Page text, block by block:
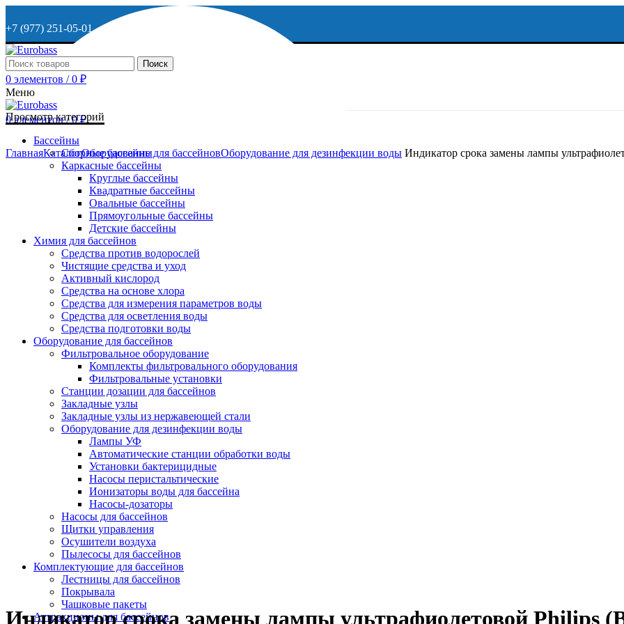
+7 (977) 251-05-01
+7 (929) 615-63-95
МО, г. Дмитров, ул. Веретенникова, д. 9
ОСТАВИТЬ ЗАЯВКУ
+7 (977) 251-05-01
Поиск
0 элементов / 0 ₽
Меню
0элементов / 0₽
Просмотр категорий
Бассейны
Сборные бассейны
Каркасные бассейны
Круглые бассейны
Квадратные бассейны
Овальные бассейны
Прямоугольные бассейны
Детские бассейны
Химия для бассейнов
Средства против водорослей
Чистящие средства и уход
Активный кислород
Средства на основе хлора
Средства для измерения параметров воды
Средства для осветления воды
Средства подготовки воды
Оборудование для бассейнов
Фильтровальное оборудование
Комплекты фильтровального оборудования
Фильтровальные установки
Станции дозации для бассейнов
Закладные узлы
Закладные узлы из нержавеющей стали
Оборудование для дезинфекции воды
Лампы УФ
Автоматические станции обработки воды
Установки бактерицидные
Насосы перистальтические
Ионизаторы воды для бассейна
Насосы-дозаторы
Насосы для бассейнов
Щитки управления
Осушители воздуха
Пылесосы для бассейнов
Комплектующие для бассейнов
Лестницы для бассейнов
Покрывала
Чашковые пакеты
Аттракционы для бассейнов
ГлавнаяКаталогОборудование для бассейновОборудование для дезинфекции воды Индикатор срока замены лампы
Индикатор срока замены лампы ультрафиолетовой Philips